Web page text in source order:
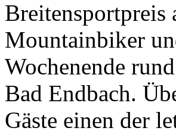
Breitensportpreis
Mountainbiker
Wochenende
Bad Endbach.
Gäste einen der